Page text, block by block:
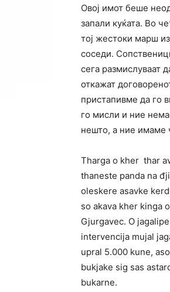
Овој имот беше
запали куќата. Во
тој жестоки марш
соседи.
сега размислуваат
откажат
пристапивме да го
го мисли и ние
нешто, а ние имаме
Tharga o kher thar
thaneste panda na
oleskere asavke
so akava kher kinga
Gjurgavec. O
intervencija mujal
upral 5.000 kune,
bukjake sig sas
bukarne.